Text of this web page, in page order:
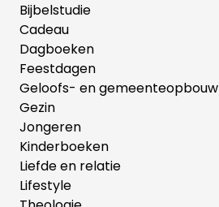
Bijbelstudie
Cadeau
Dagboeken
Feestdagen
Geloofs- en gemeenteopbouw
Gezin
Jongeren
Kinderboeken
Liefde en relatie
Lifestyle